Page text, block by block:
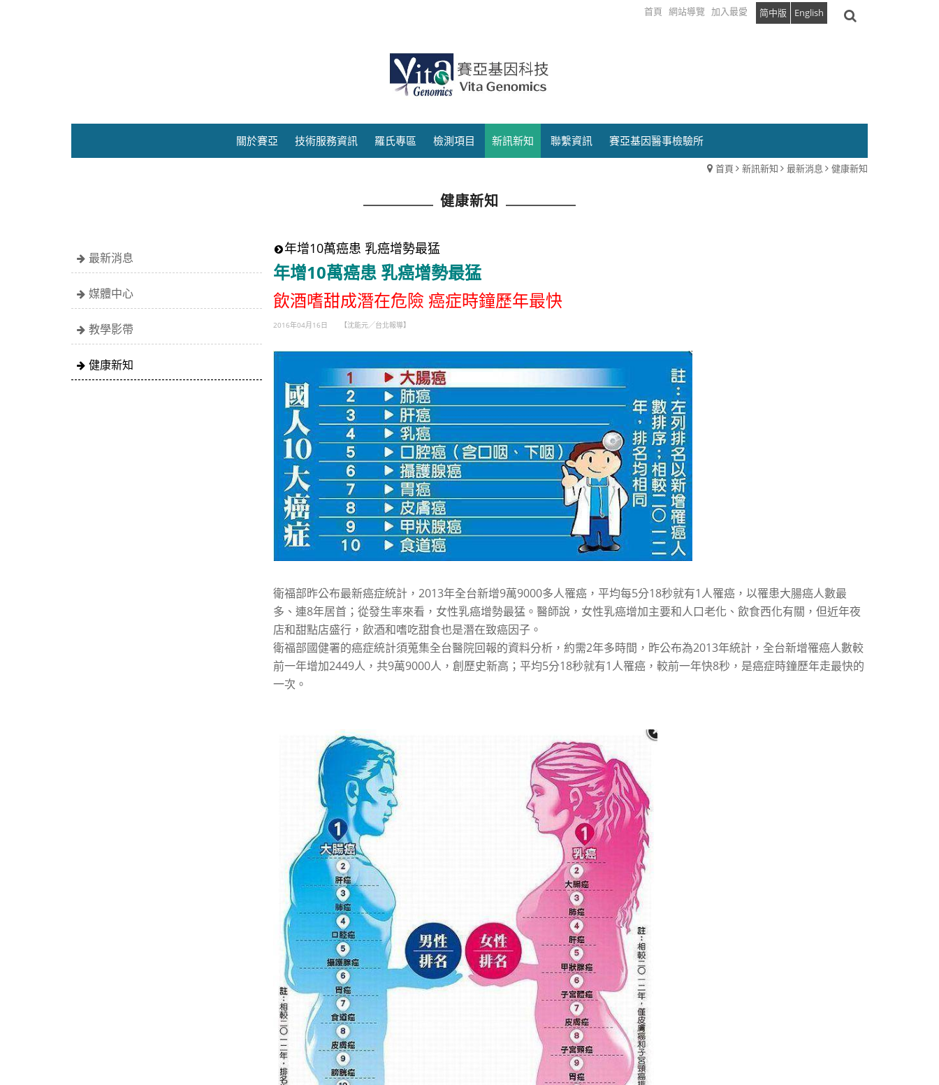
首頁 網站導覽 加入最愛 简中版 English
關於賽亞 技術服務資訊 羅氏專區 檢測項目 新訊新知 聯繫資訊 賽亞基因醫事檢驗所
首頁 新訊新知 最新消息 健康新知
健康新知
最新消息
媒體中心
教學影帶
健康新知
年增10萬癌患 乳癌增勢最猛
年增10萬癌患 乳癌增勢最猛
飲酒嗜甜成潛在危險 癌症時鐘歷年最快
2016年04月16日 【沈能元╱台北報導】
衛福部昨公布最新癌症統計，2013年全台新增9萬9000多人罹癌，平均每5分18秒就有1人罹癌，以罹患大腸癌人數最
多、連8年居首；從發生率來看，女性乳癌增勢最猛。醫師說，女性乳癌增加主要和人口老化、飲食西化有關，但近年夜
店和甜點店盛行，飲酒和嗜吃甜食也是潛在致癌因子。
衛福部國健署的癌症統計須蒐集全台醫院回報的資料分析，約需2年多時間，昨公布為2013年統計，全台新增罹癌人數較
前一年增加2449人，共9萬9000人，創歷史新高；平均5分18秒就有1人罹癌，較前一年快8秒，是癌症時鐘歷年走最快的
一次。